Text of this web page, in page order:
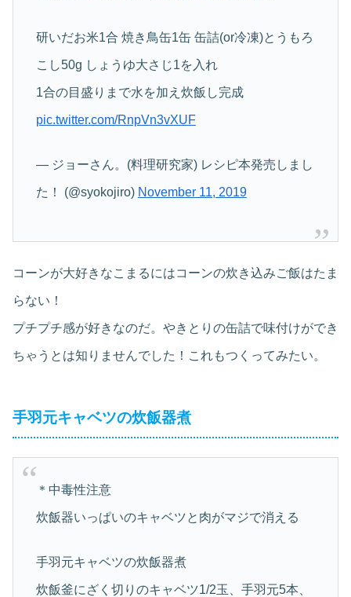
研いだお米1合 焼き鳥缶1缶 缶詰(or冷凍)とうもろ
こし50g しょうゆ大さじ1を入れ
1合の目盛りまで水を加え炊飯し完成
pic.twitter.com/RnpVn3vXUF
— ジョーさん。(料理研究家) レシピ本発売しまし
た！ (@syokojiro) November 11, 2019
コーンが大好きなこまるにはコーンの炊き込みご飯はたま
らない！
プチプチ感が好きなのだ。やきとりの缶詰で味付けができ
ちゃうとは知りませんでした！これもつくってみたい。
手羽元キャベツの炊飯器煮
＊中毒性注意
炊飯器いっぱいのキャベツと肉がマジで消える
手羽元キャベツの炊飯器煮
炊飯釜にざく切りのキャベツ1/2玉、手羽元5本、